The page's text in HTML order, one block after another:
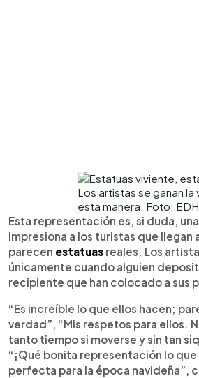
Los artistas se ganan la
esta manera. Foto: EDH
Esta representación es, si duda,
impresiona a los turistas que llegan
parecen estatuas reales. Los
únicamente cuando alguien
recipiente que han colocado a sus
“Es increíble lo que ellos hacen;
verdad”, “Mis respetos para ellos.
tanto tiempo si moverse y sin tan
“¡Qué bonita representación lo que
perfecta para la época navideña”,